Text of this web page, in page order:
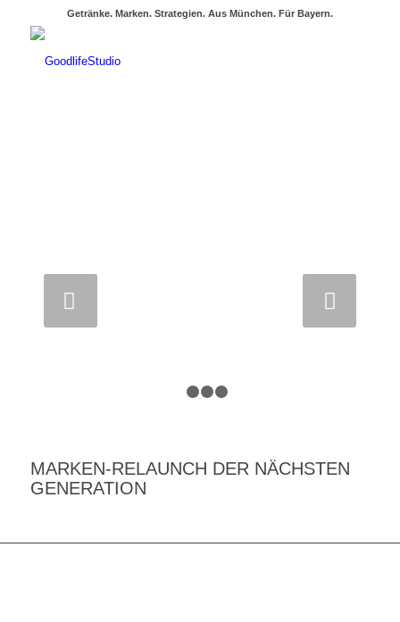
Getränke. Marken. Strategien. Aus München. Für Bayern.
MARKEN-RELAUNCH DER NÄCHSTEN
GENERATION